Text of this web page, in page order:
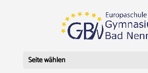
Seite wählen